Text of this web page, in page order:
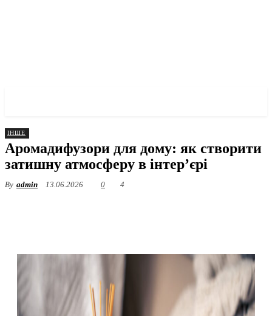
ІНШЕ
Аромадифузори для дому: як створити
затишну атмосферу в інтер’єрі
By admin 13.06.2026 0 4